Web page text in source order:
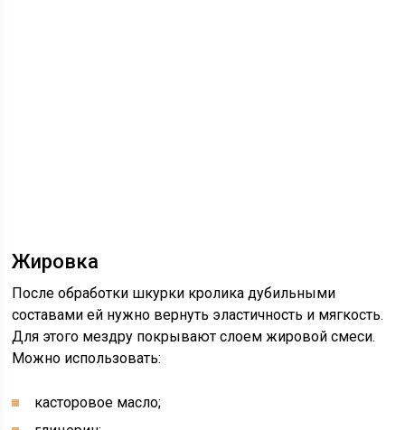
Жировка
После обработки шкурки кролика дубильными
составами ей нужно вернуть эластичность и мягкость.
Для этого мездру покрывают слоем жировой смеси.
Можно использовать:
касторовое масло;